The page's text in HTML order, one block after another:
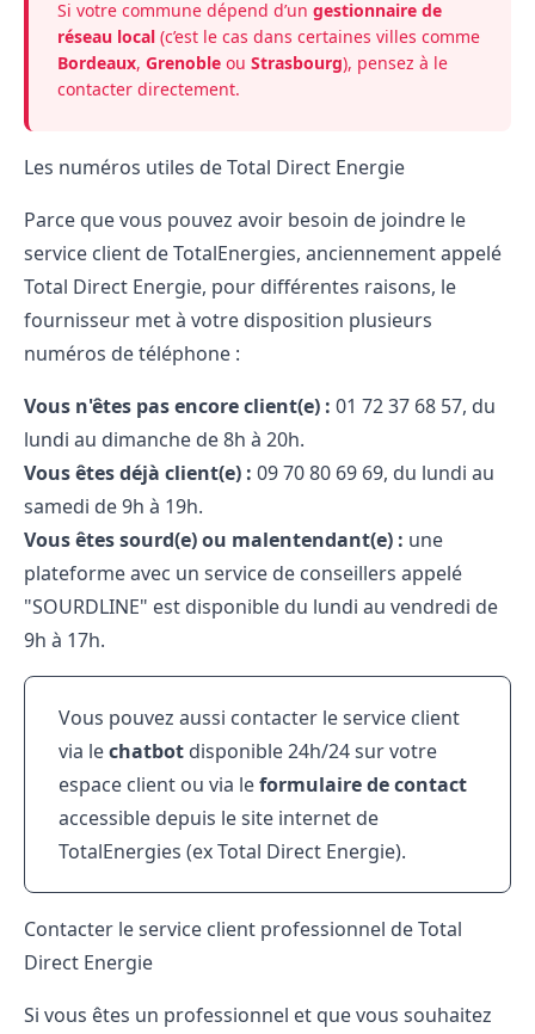
Si votre commune dépend d’un gestionnaire de
réseau local (c’est le cas dans certaines villes comme
Bordeaux, Grenoble ou Strasbourg), pensez à le
contacter directement.
Les numéros utiles de Total Direct Energie
Parce que vous pouvez avoir besoin de joindre le
service client de TotalEnergies, anciennement appelé
Total Direct Energie, pour différentes raisons, le
fournisseur met à votre disposition plusieurs
numéros de téléphone :
Vous n'êtes pas encore client(e) : 01​ 72​ 37​ 68​ 57, du
lundi au dimanche de 8h à 20h.
Vous êtes déjà client(e) : 09​ 70​ 80​ 69​ 69, du lundi au
samedi de 9h à 19h.
Vous êtes sourd(e) ou malentendant(e) : une
plateforme avec un service de conseillers appelé
"SOURDLINE" est disponible du lundi au vendredi de
9h à 17h.
Vous pouvez aussi contacter le service client
via lechatbot disponible 24h/24 sur votre
espace client ou via leformulaire de contact
accessible depuis le site internet de
TotalEnergies (ex Total Direct Energie).
Contacter le service client professionnel de Total
Direct Energie
Si vous êtes un professionnel et que vous souhaitez